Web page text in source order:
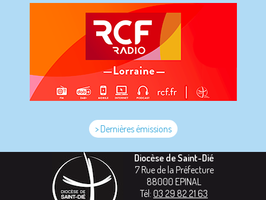
> Dernières émissions
Diocèse de Saint-Dié
7 Rue de la Préfecture
88000 EPINAL
Tél: 03 29 82 21 63